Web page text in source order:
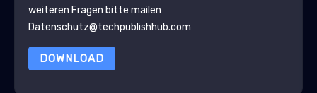
weiteren Fragen bitte mailen
Datenschutz@techpublishhub.com
DOWNLOAD